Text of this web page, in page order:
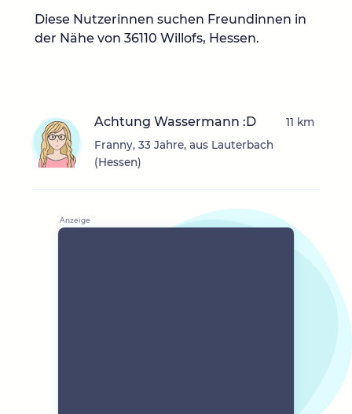
Diese Nutzerinnen suchen Freundinnen in
der Nähe von 36110 Willofs, Hessen.
Achtung Wassermann :D
Franny, 33 Jahre, aus Lauterbach
(Hessen)
11 km